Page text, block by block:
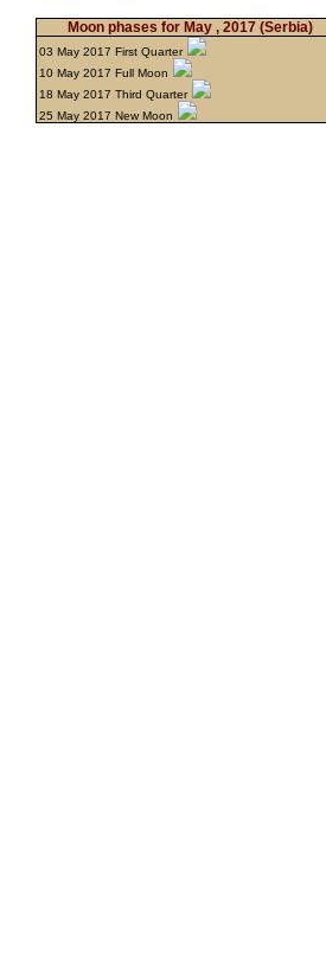
Moon phases for May , 2017 (Serbia)
03 May 2017 First Quarter
10 May 2017 Full Moon
18 May 2017 Third Quarter
25 May 2017 New Moon